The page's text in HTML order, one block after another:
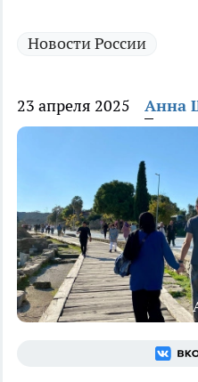
Новости России
23 апреля 2025 Анна